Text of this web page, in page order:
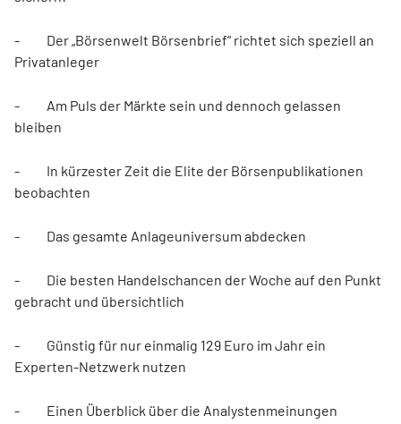
- Der „Börsenwelt Börsenbrief“ richtet sich speziell an
Privatanleger
- Am Puls der Märkte sein und dennoch gelassen
bleiben
- In kürzester Zeit die Elite der Börsenpublikationen
beobachten
- Das gesamte Anlageuniversum abdecken
- Die besten Handelschancen der Woche auf den Punkt
gebracht und übersichtlich
- Günstig für nur einmalig 129 Euro im Jahr ein
Experten-Netzwerk nutzen
- Einen Überblick über die Analystenmeinungen